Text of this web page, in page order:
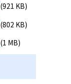
(921 KB)
(802 KB)
(1 MB)